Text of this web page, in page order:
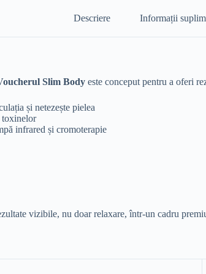
Descriere Informații
Slim Body este conceput pentru a oferi
și netezește pielea
toxinelor
infrared și cromoterapie
vizibile, nu doar relaxare, într-un cadru